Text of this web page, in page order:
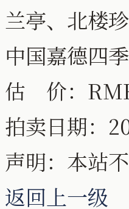
兰亭、北楼
中国嘉德四
估 价：
拍卖日期：
声明：本站
返回上一级